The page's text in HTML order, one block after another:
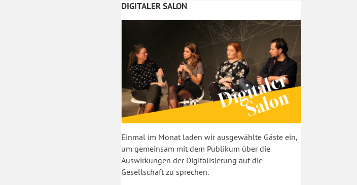
DIGITALER SALON
Einmal im Monat laden wir ausgewählte Gäste ein,
um gemeinsam mit dem Publikum über die
Auswirkungen der Digitalisierung auf die
Gesellschaft zu sprechen.